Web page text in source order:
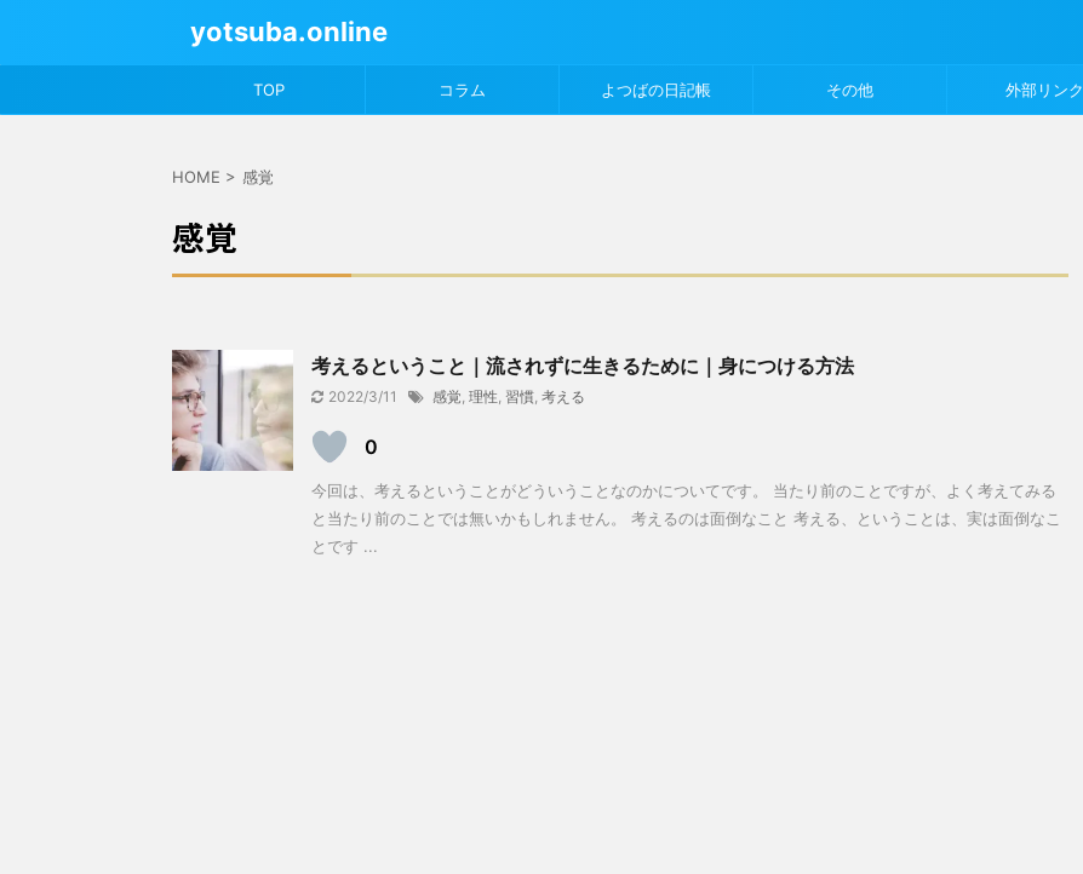
yotsuba.online
TOP コラム よつばの日記帳 その他 外部リンク
HOME > 感覚
感覚
考えるということ｜流されずに生きるために｜身につける方法
2022/3/11 感覚, 理性, 習慣, 考える
0
今回は、考えるということがどういうことなのかについてです。 当たり前のことですが、よく考えてみる
と当たり前のことでは無いかもしれません。 考えるのは面倒なこと 考える、ということは、実は面倒なこ
とです ...